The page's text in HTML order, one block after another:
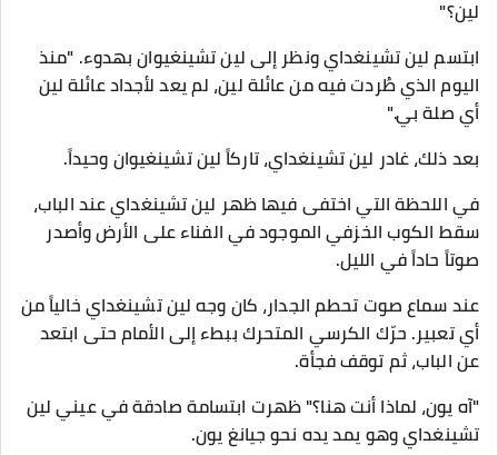
لين؟"
ابتسم لين تشينغداي ونظر إلى لين تشينغيوان بهدوء. "منذ
اليوم الذي طُردت فيه من عائلة لين، لم يعد لأجداد عائلة لين
أي صلة بي."
بعد ذلك، غادر لين تشينغداي، تاركاً لين تشينغيوان وحيداً.
في اللحظة التي اختفى فيها ظهر لين تشينغداي عند الباب،
سقط الكوب الخزفي الموجود في الفناء على الأرض وأصدر
صوتاً حاداً في الليل.
عند سماع صوت تحطم الجدار، كان وجه لين تشينغداي خالياً من
أي تعبير. حرّك الكرسي المتحرك ببطء إلى الأمام حتى ابتعد
عن الباب، ثم توقف فجأة.
"آه يون، لماذا أنت هنا؟" ظهرت ابتسامة صادقة في عيني لين
تشينغداي وهو يمد يده نحو جيانغ يون.